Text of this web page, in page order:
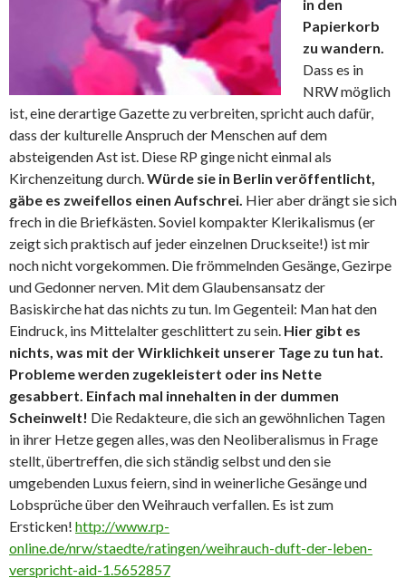
in den
Papierkorb
zu wandern.
Dass es in
NRW möglich
ist, eine derartige Gazette zu verbreiten, spricht auch dafür,
dass der kulturelle Anspruch der Menschen auf dem
absteigenden Ast ist. Diese RP ginge nicht einmal als
Kirchenzeitung durch. Würde sie in Berlin veröffentlicht,
gäbe es zweifellos einen Aufschrei. Hier aber drängt sie sich
frech in die Briefkästen. Soviel kompakter Klerikalismus (er
zeigt sich praktisch auf jeder einzelnen Druckseite!) ist mir
noch nicht vorgekommen. Die frömmelnden Gesänge, Gezirpe
und Gedonner nerven. Mit dem Glaubensansatz der
Basiskirche hat das nichts zu tun. Im Gegenteil: Man hat den
Eindruck, ins Mittelalter geschlittert zu sein. Hier gibt es
nichts, was mit der Wirklichkeit unserer Tage zu tun hat.
Probleme werden zugekleistert oder ins Nette
gesabbert. Einfach mal innehalten in der dummen
Scheinwelt! Die Redakteure, die sich an gewöhnlichen Tagen
in ihrer Hetze gegen alles, was den Neoliberalismus in Frage
stellt, übertreffen, die sich ständig selbst und den sie
umgebenden Luxus feiern, sind in weinerliche Gesänge und
Lobsprüche über den Weihrauch verfallen. Es ist zum
Ersticken! http://www.rp-
online.de/nrw/staedte/ratingen/weihrauch-duft-der-leben-
verspricht-aid-1.5652857